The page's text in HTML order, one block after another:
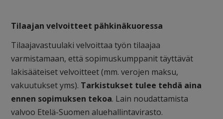
Tilaajan velvoitteet pähkinäkuoressa
Tilaajavastuulaki velvoittaa työn tilaajaa
varmistamaan, että sopimuskumppanit täyttävät
lakisääteiset velvoitteet (mm. verojen maksu,
vakuutukset yms). Tarkistukset tulee tehdä aina
ennen sopimuksen tekoa. Lain noudattamista
valvoo Etelä-Suomen aluehallintavirasto.